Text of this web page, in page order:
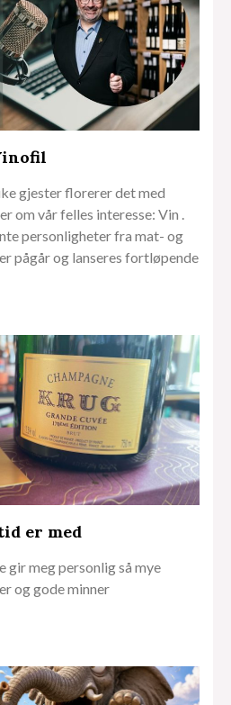
gjester florerer det med
om vår felles interesse: Vin .
personligheter fra mat- og
pågår og lanseres fortløpende
er med
gir meg personlig så mye
og gode minner